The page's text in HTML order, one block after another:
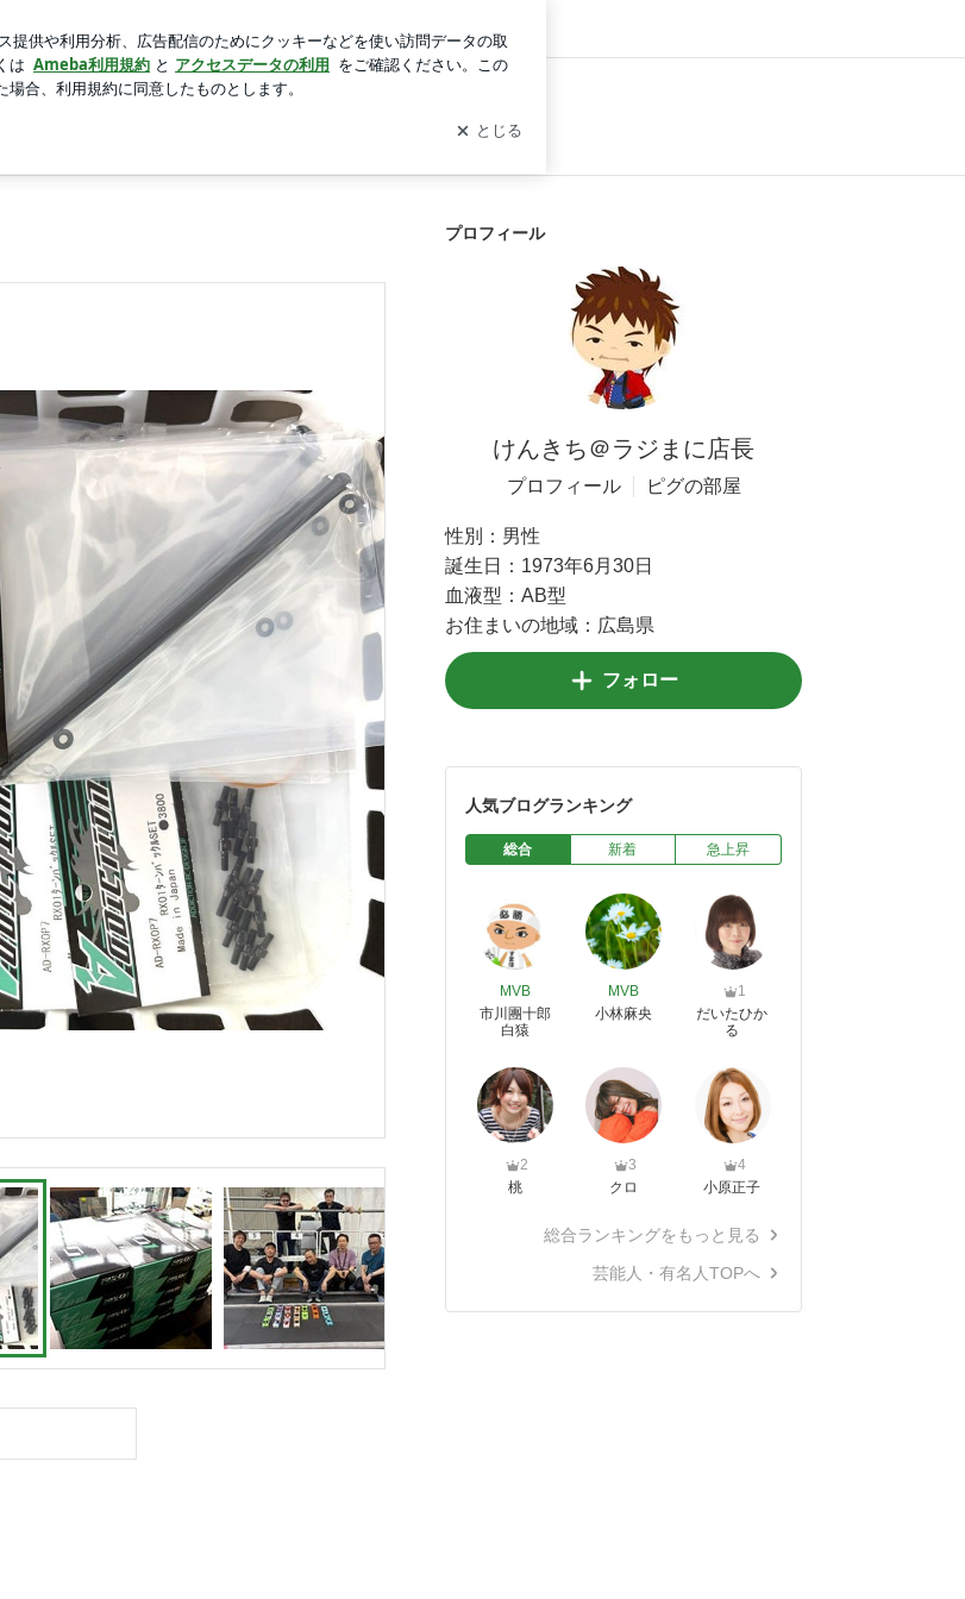
プロフィール
けんきち＠ラジまに店長
プロフィール ピグの部屋
性別： 男性
誕生日： 1973年6月30日
血液型： AB型
お住まいの地域： 広島県
フォロー
人気ブログランキング
総合 新着 急上昇
MVB
市川團十郎
白猿
MVB
小林麻央
1
だいたひか
る
2
桃
3
クロ
4
小原正子
総合ランキングをもっと見る
芸能人・有名人TOPへ